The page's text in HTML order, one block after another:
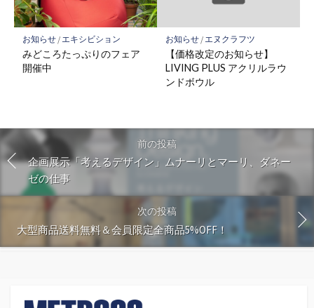
お知らせ/ エキシビション
みどころたっぷりのフェア
開催中
お知らせ/ エヌクラフツ
【価格改定のお知らせ】
LIVING PLUS アクリルラウ
ンドボウル
前の投稿
企画展示「考えるデザイン」ムナーリとマーリ、ダネー
ゼの仕事
次の投稿
大型商品送料無料＆会員限定全商品5%OFF！